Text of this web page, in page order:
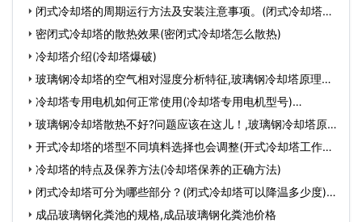
闭式冷却塔的周期运行方法及安装注意事项。(闭式冷却塔注
意事项)…
密闭式冷却塔的散热效果(密闭式冷却塔怎么散热)
冷却塔介绍(冷却塔爆破)
玻璃钢冷却塔的空气相对湿度分析特征,玻璃钢冷却塔原理…
冷却塔专用电机如何正常使用(冷却塔专用电机型号)…
玻璃钢冷却塔散热不好?问题应该在这儿！,玻璃钢冷却塔原
理…开式冷却塔的塔型不同填料选择也会调整(开式冷却塔工作原
理)…
冷却塔的特点及保养方法(冷却塔保养的正确方法)
闭式冷却塔可分为哪些部分？(闭式冷却塔可以降温多少度)…
成品玻璃钢化粪池的规格,成品玻璃钢化粪池价格